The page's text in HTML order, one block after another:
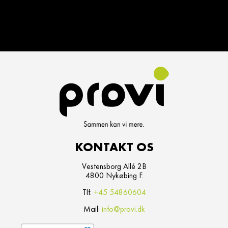
KONTAKT OS
Vestensborg Allé 2B
4800 Nykøbing F.
Tlf: +45 54860604
Mail: info@provi.dk